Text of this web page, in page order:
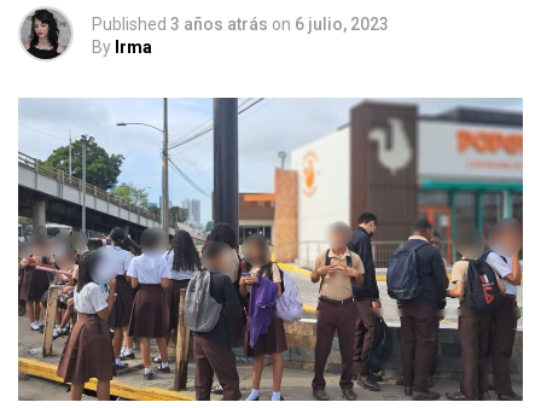
Published 3 años atrás on 6 julio, 2023
By Irma